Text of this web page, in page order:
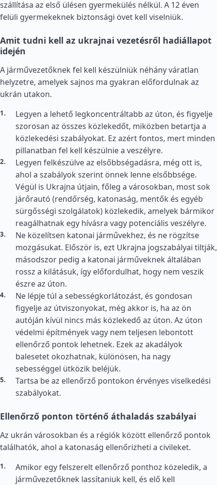
szállítása az első ülésen gyermekülés nélkül. A 12 éven
felüli gyermekeknek biztonsági övet kell viselniük.
Amit tudni kell az ukrajnai vezetésről hadiállapot
idején
A járművezetőknek fel kell készülniük néhány váratlan
helyzetre, amelyek sajnos ma gyakran előfordulnak az
ukrán utakon.
Legyen a lehető legkoncentráltabb az úton, és figyelje
szorosan az összes közlekedőt, miközben betartja a
közlekedési szabályokat. Ez azért fontos, mert minden
pillanatban fel kell készülnie a veszélyre.
Legyen felkészülve az elsőbbségadásra, még ott is,
ahol a szabályok szerint önnek lenne elsőbbsége.
Végül is Ukrajna útjain, főleg a városokban, most sok
járőrautó (rendőrség, katonaság, mentők és egyéb
sürgősségi szolgálatok) közlekedik, amelyek bármikor
reagálhatnak egy hívásra vagy potenciális veszélyre.
Ne közelítsen katonai járművekhez, és ne rögzítse
mozgásukat. Először is, ezt Ukrajna jogszabályai tiltják,
másodszor pedig a katonai járműveknek általában
rossz a kilátásuk, így előfordulhat, hogy nem veszik
észre az úton.
Ne lépje túl a sebességkorlátozást, és gondosan
figyelje az útviszonyokat, még akkor is, ha az ön
autóján kívül nincs más közlekedő az úton. Az úton
védelmi építmények vagy nem teljesen lebontott
ellenőrző pontok lehetnek. Ezek az akadályok
balesetet okozhatnak, különösen, ha nagy
sebességgel ütközik beléjük.
Tartsa be az ellenőrző pontokon érvényes viselkedési
szabályokat.
Ellenőrző ponton történő áthaladás szabályai
Az ukrán városokban és a régiók között ellenőrző pontok
találhatók, ahol a katonaság ellenőrizheti a civileket.
Amikor egy felszerelt ellenőrző ponthoz közeledik, a
járművezetőknek lassítaniuk kell, és elő kell